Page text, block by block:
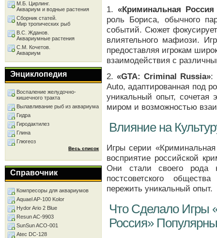
1.«Криминальная
роль Бориса, обычного
событий. Сюжет
влиятельного мафиози.
предоставляя игрокам
взаимодействия с
2. «GTA: Criminal Russia»:
Auto, адаптированная под
уникальный опыт,
миром и возможностью
Влияние на
Игры серии
восприятие российской
Они стали своего рода
постсоветского
пережить уникальный опыт.
Что Сделало Игры
Россия»
М.Б. Цирлинг.
Аквариум и водные растения
Сборник статей.
Мир тропических рыб
В.С. Жданов.
Аквариумные растения
С.М. Кочетов.
Аквариум
Энциклопедия
Воспаление желудочно-
кишечного тракта
Вылавливание рыб из аквариума
Гидра
Гиродактилез
Глина
Глюгеоз
Весь список
Справочник
Компресоры для аквариумов
Aquael AP-100 Kolor
Hydor Ario 2 Blue
Resun AC-9903
SunSun ACO-001
Atec DC-128